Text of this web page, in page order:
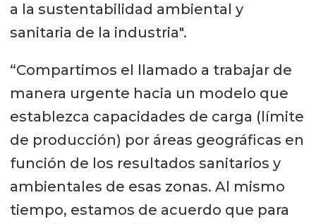
a la sustentabilidad ambiental y
sanitaria de la industria".
“Compartimos el llamado a trabajar de
manera urgente hacia un modelo que
establezca capacidades de carga (límite
de producción) por áreas geográficas en
función de los resultados sanitarios y
ambientales de esas zonas. Al mismo
tiempo, estamos de acuerdo que para